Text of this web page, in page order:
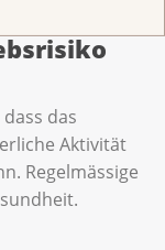
das
Aktivität
Regelmässige